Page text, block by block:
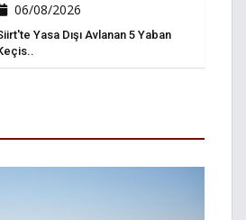
06/08/2026
Yasa Dışı Avlanan 5 Yaban